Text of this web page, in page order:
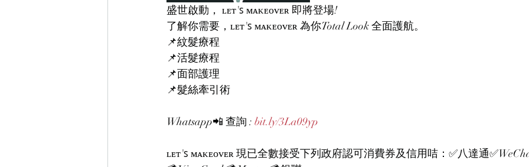
盛世啟動， ʟᴇᴛ'ꜱ ᴍᴀᴋᴇᴏᴠᴇʀ 即將登場!
了解你需要，ʟᴇᴛ'ꜱ ᴍᴀᴋᴇᴏᴠᴇʀ 為你Total Look 全面護航。
📌紋髮療程
📌活髮療程
📌面部護理
📌髮絲牽引術
Whatsapp📲 查詢 : bit.ly/3La09yp
ʟᴇᴛ'ꜱ ᴍᴀᴋᴇᴏᴠᴇʀ 現已全數接受下列政府認可消費券及信用咭：✅八達通